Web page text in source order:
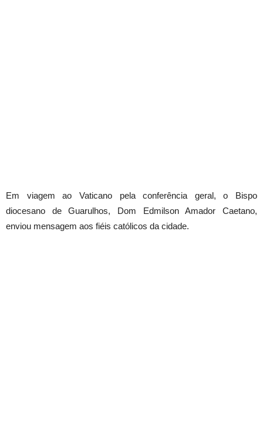
Em viagem ao Vaticano pela conferência geral, o Bispo
diocesano de Guarulhos, Dom Edmilson Amador Caetano,
enviou mensagem aos fiéis católicos da cidade.